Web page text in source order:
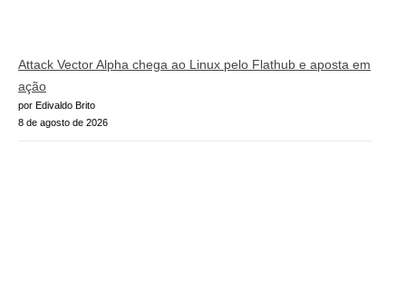
Attack Vector Alpha chega ao Linux pelo Flathub e aposta em
ação
por Edivaldo Brito
8 de agosto de 2026